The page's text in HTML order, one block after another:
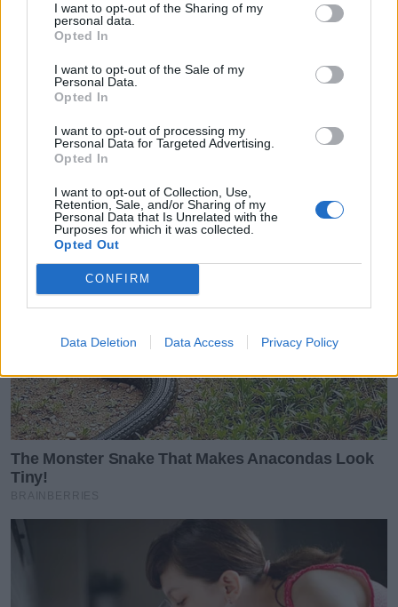
I want to opt-out of the Sharing of my
personal data.
Opted In
I want to opt-out of the Sale of my
Personal Data.
Opted In
I want to opt-out of processing my
Personal Data for Targeted Advertising.
Opted In
I want to opt-out of Collection, Use,
Retention, Sale, and/or Sharing of my
Personal Data that Is Unrelated with the
Purposes for which it was collected.
Opted Out
CONFIRM
Data Deletion Data Access Privacy Policy